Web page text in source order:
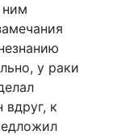
ним
у раки
к